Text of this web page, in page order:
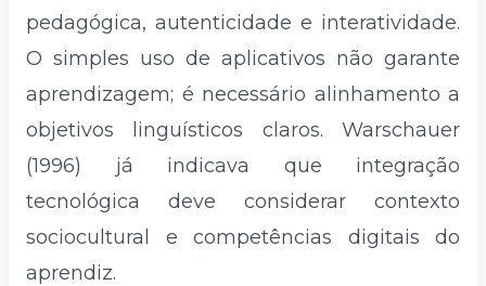
pedagógica, autenticidade e interatividade.
O simples uso de aplicativos não garante
aprendizagem; é necessário alinhamento a
objetivos linguísticos claros. Warschauer
(1996) já indicava que integração
tecnológica deve considerar contexto
sociocultural e competências digitais do
aprendiz.